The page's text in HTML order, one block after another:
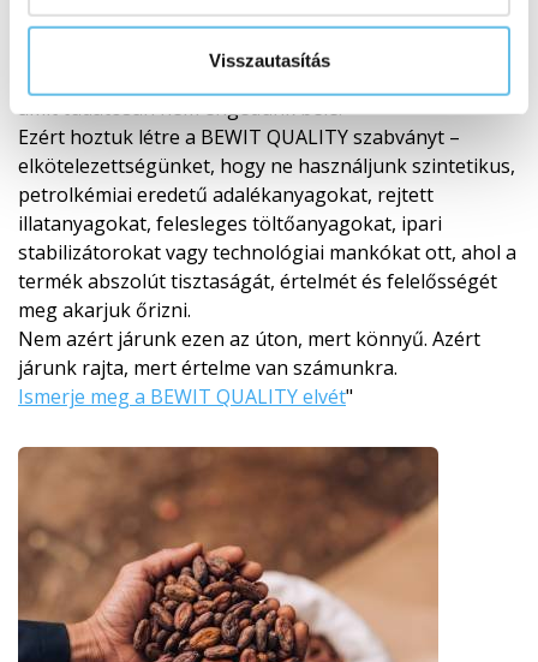
Visszautasítás
Amikor a tisztaság a minden
A BEWIT-nél hisszük, hogy a termék valódi értékét nem
amit tudatosan nem engedünk bele.
Ezért hoztuk létre a BEWIT QUALITY szabványt –
elkötelezettségünket, hogy ne használjunk szintetikus,
petrolkémiai eredetű adalékanyagokat, rejtett
illatanyagokat, felesleges töltőanyagokat, ipari
stabilizátorokat vagy technológiai mankókat ott, ahol a
termék abszolút tisztaságát, értelmét és felelősségét
meg akarjuk őrizni.
Nem azért járunk ezen az úton, mert könnyű. Azért
járunk rajta, mert értelme van számunkra.
Ismerje meg a BEWIT QUALITY elvét"